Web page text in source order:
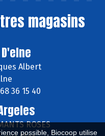
possible, Biocoop utilise
magasins
Albert
36 15 40
ROSES